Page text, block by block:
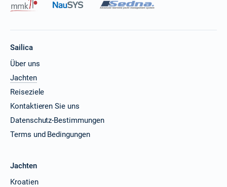
Sailica
Über uns
Jachten
Reiseziele
Kontaktieren Sie uns
Datenschutz-Bestimmungen
Terms und Bedingungen
Jachten
Kroatien